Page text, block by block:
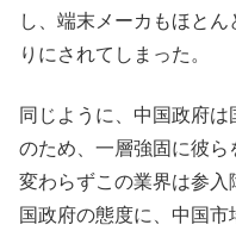
し、端末メーカもほと
りにされてしまった。
同じように、中国政府
のため、一層強固に彼
変わらずこの業界は参入
国政府の態度に、中国